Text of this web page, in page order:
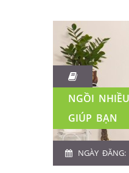
NGỒI
GIÚP BẠN
NGÀY ĐĂNG: